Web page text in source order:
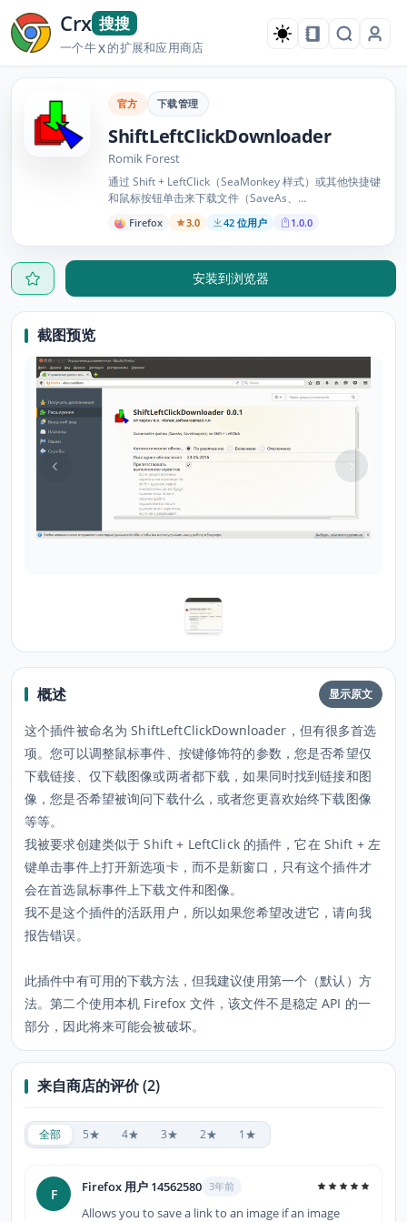
Crx 搜搜
一个牛X的扩展和应用商店
官方 下载管理
ShiftLeftClickDownloader
Romik Forest
通过 Shift + LeftClick（SeaMonkey 样式）或其他快捷键
和鼠标按钮单击来下载文件（SaveAs、
SaveImageAs）。
Firefox 3.0 42 位用户 1.0.0
安装到浏览器
截图预览
概述 显示原文
这个插件被命名为 ShiftLeftClickDownloader，但有很多首选
项。您可以调整鼠标事件、按键修饰符的参数，您是否希望仅
下载链接、仅下载图像或两者都下载，如果同时找到链接和图
像，您是否希望被询问下载什么，或者您更喜欢始终下载图像
等等。
我被要求创建类似于 Shift + LeftClick 的插件，它在 Shift + 左
键单击事件上打开新选项卡，而不是新窗口，只有这个插件才
会在首选鼠标事件上下载文件和图像。
我不是这个插件的活跃用户，所以如果您希望改进它，请向我
报告错误。
此插件中有可用的下载方法，但我建议使用第一个（默认）方
法。第二个使用本机 Firefox 文件，该文件不是稳定 API 的一
部分，因此将来可能会被破坏。
来自商店的评价 (2)
全部 5★ 4★ 3★ 2★ 1★
F Firefox 用户 14562580 3年前
Allows you to save a link to an image if an image